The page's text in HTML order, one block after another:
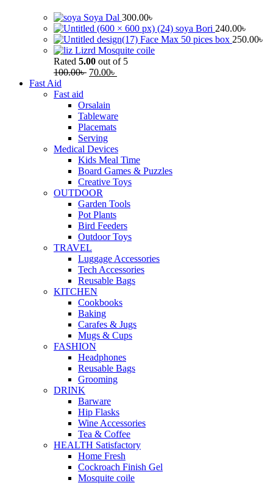
Soya Dal 300.00৳
soya Bori 240.00৳
Face Max 50 pices box 250.00৳
Lizrd Mosquite coile
Rated 5.00 out of 5
100.00৳ 70.00৳
Fast Aid
Fast aid
Orsalain
Tableware
Placemats
Serving
Medical Devices
Kids Meal Time
Board Games & Puzzles
Creative Toys
OUTDOOR
Garden Tools
Pot Plants
Bird Feeders
Outdoor Toys
TRAVEL
Luggage Accessories
Tech Accessories
Reusable Bags
KITCHEN
Cookbooks
Baking
Carafes & Jugs
Mugs & Cups
FASHION
Headphones
Reusable Bags
Grooming
DRINK
Barware
Hip Flasks
Wine Accessories
Tea & Coffee
HEALTH Satisfactory
Home Fresh
Cockroach Finish Gel
Mosquite coile